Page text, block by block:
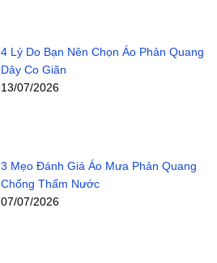
4 Lý Do Bạn Nên Chọn Áo Phản Quang
Dây Co Giãn
13/07/2026
3 Mẹo Đánh Giá Áo Mưa Phản Quang
Chống Thấm Nước
07/07/2026